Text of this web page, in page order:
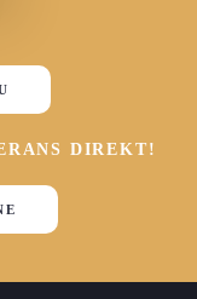
DIREKT!